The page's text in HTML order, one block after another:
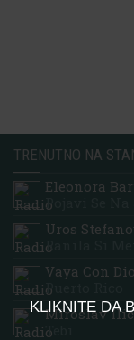
KLIKNITE DA
TRENUTNO NA
Eleonora
Pojavi Se Na
Uros
Ranila Si
Vaya Con
Puerto Rico
Miroslav Ilic
Tebi